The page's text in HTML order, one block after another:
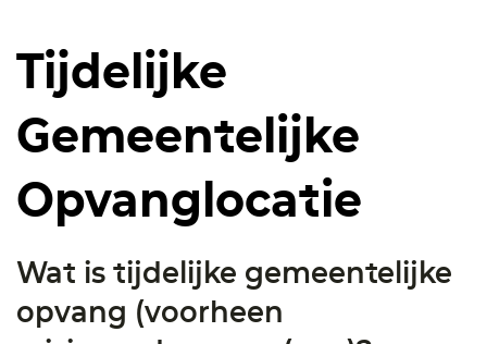
Tijdelijke
Gemeentelijke
Opvanglocatie
Wat is tijdelijke gemeentelijke
opvang (voorheen